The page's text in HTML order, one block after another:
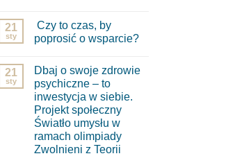
do
Wzięłam
dwie
–
Linkedin
Local
Szczecin
#3
21
sty
Czy to czas, by
poprosić o wsparcie?
do
to
czas,
by
poprosić
o
wsparcie?
21
sty
Dbaj o swoje zdrowie
psychiczne – to
inwestycja w siebie.
Projekt społeczny
Światło umysłu w
ramach olimpiady
Zwolnieni z Teorii